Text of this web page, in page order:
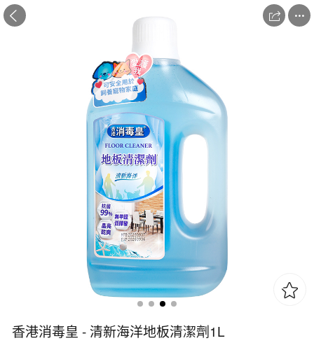
 

香港消毒皇 - 清新海洋地板清潔劑1L